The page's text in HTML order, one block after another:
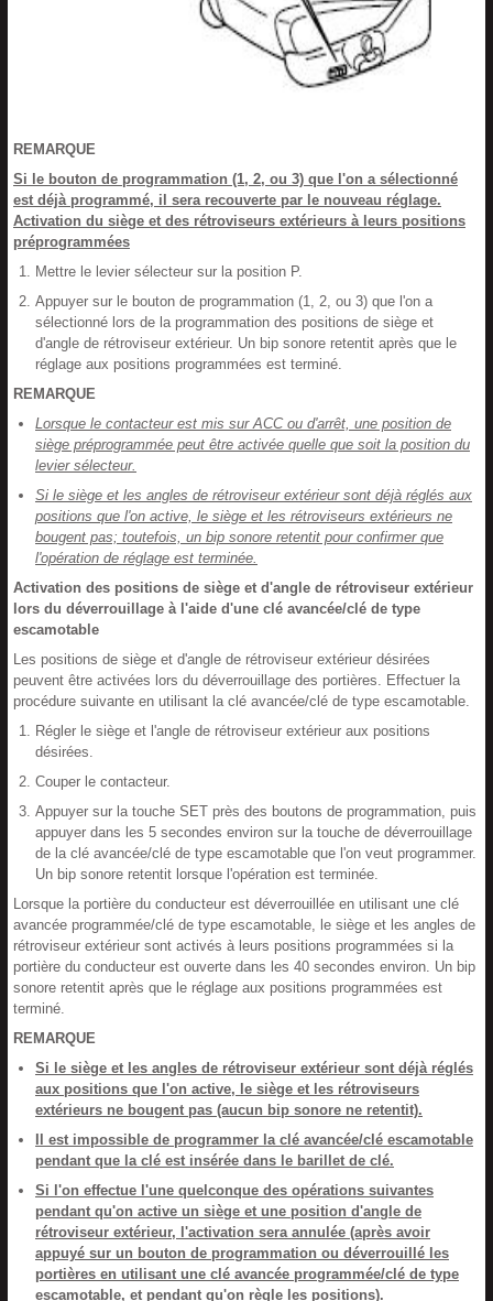
REMARQUE
Si le bouton de programmation (1, 2, ou 3) que l'on a sélectionné
est déjà programmé, il sera recouverte par le nouveau réglage.
Activation du siège et des rétroviseurs extérieurs à leurs positions
préprogrammées
Mettre le levier sélecteur sur la position P.
Appuyer sur le bouton de programmation (1, 2, ou 3) que l'on a
sélectionné lors de la programmation des positions de siège et
d'angle de rétroviseur extérieur. Un bip sonore retentit après que le
réglage aux positions programmées est terminé.
REMARQUE
Lorsque le contacteur est mis sur ACC ou d'arrêt, une position de
siège préprogrammée peut être activée quelle que soit la position du
levier sélecteur.
Si le siège et les angles de rétroviseur extérieur sont déjà réglés aux
positions que l'on active, le siège et les rétroviseurs extérieurs ne
bougent pas; toutefois, un bip sonore retentit pour confirmer que
l'opération de réglage est terminée.
Activation des positions de siège et d'angle de rétroviseur extérieur
lors du déverrouillage à l'aide d'une clé avancée/clé de type
escamotable
Les positions de siège et d'angle de rétroviseur extérieur désirées
peuvent être activées lors du déverrouillage des portières. Effectuer la
procédure suivante en utilisant la clé avancée/clé de type escamotable.
Régler le siège et l'angle de rétroviseur extérieur aux positions
désirées.
Couper le contacteur.
Appuyer sur la touche SET près des boutons de programmation, puis
appuyer dans les 5 secondes environ sur la touche de déverrouillage
de la clé avancée/clé de type escamotable que l'on veut programmer.
Un bip sonore retentit lorsque l'opération est terminée.
Lorsque la portière du conducteur est déverrouillée en utilisant une clé
avancée programmée/clé de type escamotable, le siège et les angles de
rétroviseur extérieur sont activés à leurs positions programmées si la
portière du conducteur est ouverte dans les 40 secondes environ. Un bip
sonore retentit après que le réglage aux positions programmées est
terminé.
REMARQUE
Si le siège et les angles de rétroviseur extérieur sont déjà réglés
aux positions que l'on active, le siège et les rétroviseurs
extérieurs ne bougent pas (aucun bip sonore ne retentit).
Il est impossible de programmer la clé avancée/clé escamotable
pendant que la clé est insérée dans le barillet de clé.
Si l'on effectue l'une quelconque des opérations suivantes
pendant qu'on active un siège et une position d'angle de
rétroviseur extérieur, l'activation sera annulée (après avoir
appuyé sur un bouton de programmation ou déverrouillé les
portières en utilisant une clé avancée programmée/clé de type
escamotable, et pendant qu'on règle les positions).